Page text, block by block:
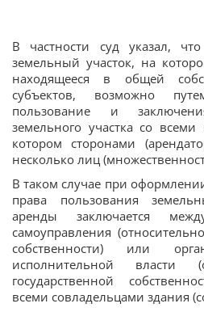
В частности суд указал,
земельный участок, на
находящееся в общей
субъектов, возможно
пользование и
земельного участка со
котором сторонами
несколько лиц
В таком случае при
права пользования
аренды заключается
самоуправления
собственности) или
исполнительной власти
государственной
всеми совладельцами здания